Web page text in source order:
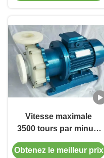
Vitesse maximale
3500 tours par minute
pompe à
entraînement
Obtenez le meilleur prix